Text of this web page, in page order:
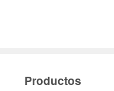
Productos